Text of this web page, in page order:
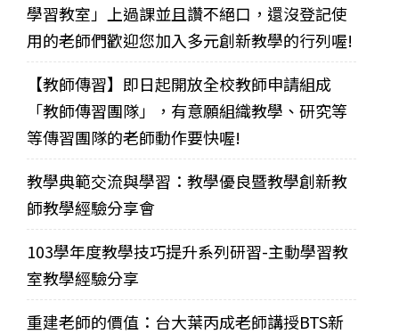
學習教室」上過課並且讚不絕口，還沒登記使
用的老師們歡迎您加入多元創新教學的行列喔!
【教師傳習】即日起開放全校教師申請組成
「教師傳習團隊」，有意願組織教學、研究等
等傳習團隊的老師動作要快喔!
教學典範交流與學習：教學優良暨教學創新教
師教學經驗分享會
103學年度教學技巧提升系列研習-主動學習教
室教學經驗分享
重建老師的價值：台大葉丙成老師講授BTS新